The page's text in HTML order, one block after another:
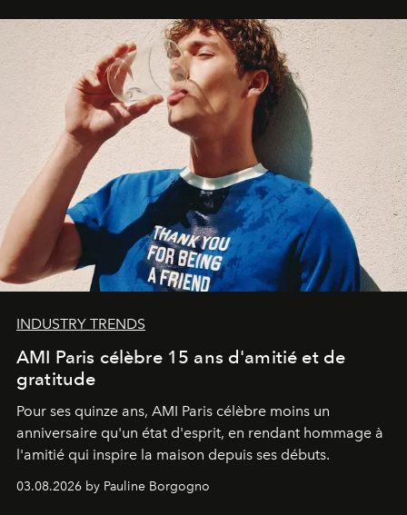
INDUSTRY TRENDS
AMI Paris célèbre 15 ans d'amitié et de
gratitude
Pour ses quinze ans, AMI Paris célèbre moins un
anniversaire qu'un état d'esprit, en rendant hommage à
l'amitié qui inspire la maison depuis ses débuts.
03.08.2026 by Pauline Borgogno